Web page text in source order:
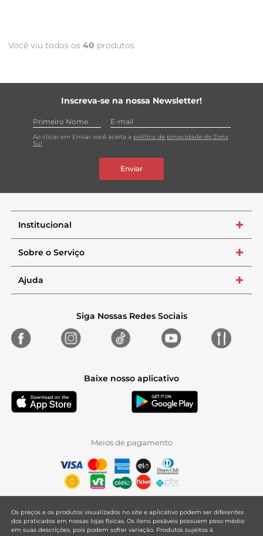
Você viu todos os 40 produtos
Inscreva-se na nossa Newsletter!
Ao clicar em Enviar você aceita a política de privacidade do Zona
Sul
Enviar
Institucional +
Sobre o Serviço +
Ajuda +
Siga Nossas Redes Sociais
Baixe nosso aplicativo
Meios de pagamento
Os preços e os produtos visualizados no site e aplicativo podem ser diferentes
dos praticados em nossas lojas físicas. Os itens pesáveis possuem peso médio
em suas descrições, pois podem sofrer variação. Produtos sujeitos à